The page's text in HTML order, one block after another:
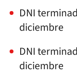
DNI
diciembre
DNI
diciembre